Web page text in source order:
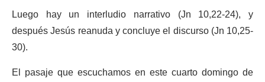
Luego hay un interludio narrativo (Jn 10,22-24), y
después Jesús reanuda y concluye el discurso (Jn 10,25-
30).
El pasaje que escuchamos en este cuarto domingo de